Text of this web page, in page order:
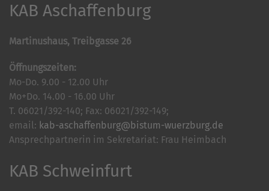
KAB Aschaffenburg
Martinushaus, Treibgasse 26
Öffnungszeiten:
Mo-Do. 9.00 - 12.00 Uhr
Mo+Do. 14.00 - 16.00 Uhr
T. 06021/392-140; Fax: 06021/392-149;
email: kab-aschaffenburg@bistum-wuerzburg.de
Ansprechpartnerin im Sekretariat: Frau Heimbach
KAB Schweinfurt